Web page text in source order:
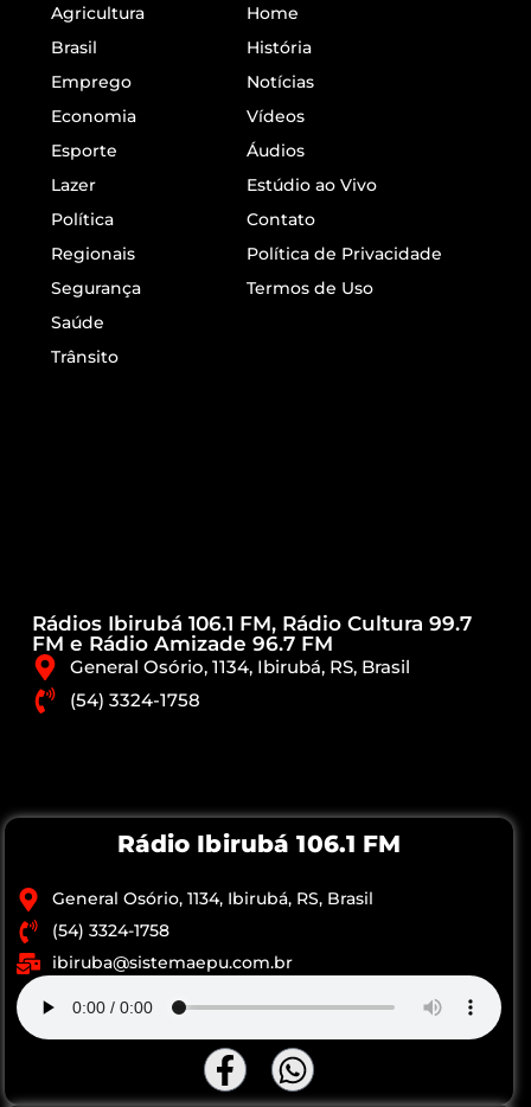
Rádios Ibirubá 106.1 FM, Rádio Cultura 99.7
FM e Rádio Amizade 96.7 FM
General Osório, 1134, Ibirubá, RS, Brasil
(54) 3324-1758
Agricultura
Brasil
Emprego
Economia
Esporte
Lazer
Política
Regionais
Segurança
Saúde
Trânsito
Home
História
Notícias
Vídeos
Áudios
Estúdio ao Vivo
Contato
Política de Privacidade
Termos de Uso
Rádio Ibirubá 106.1 FM
General Osório, 1134, Ibirubá, RS, Brasil
(54) 3324-1758
ibiruba@sistemaepu.com.br